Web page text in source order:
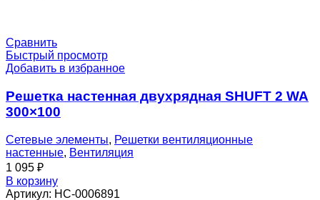
Сравнить
Быстрый просмотр
Добавить в избранное
Решетка настенная двухрядная SHUFT 2 WA
300×100
Сетевые элементы, Решетки вентиляционные
настенные, Вентиляция
1 095 ₽
В корзину
Артикул: НС-0006891